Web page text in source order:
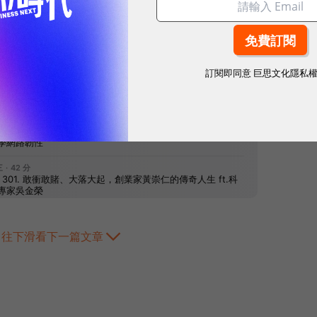
往下滑看下一篇文章
訂閱即同意 巨思文化隱私